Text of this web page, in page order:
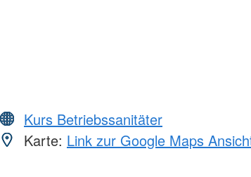
Kurs Betriebssanitäter
Karte: Link zur Google Maps